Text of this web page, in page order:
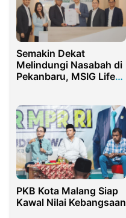
Semakin Dekat
Melindungi Nasabah di
Pekanbaru, MSIG Life
Pekanbaru
PKB Kota Malang Siap
Kawal Nilai Kebangsaan